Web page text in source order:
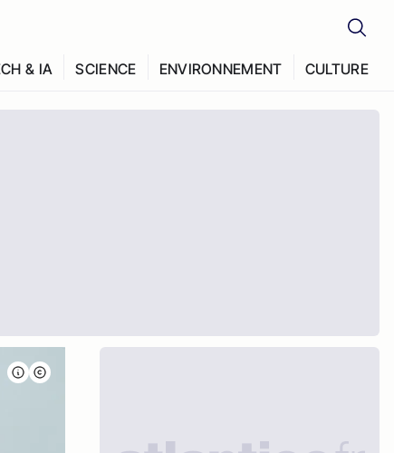
& IA SCIENCE ENVIRONNEMENT CULTURE